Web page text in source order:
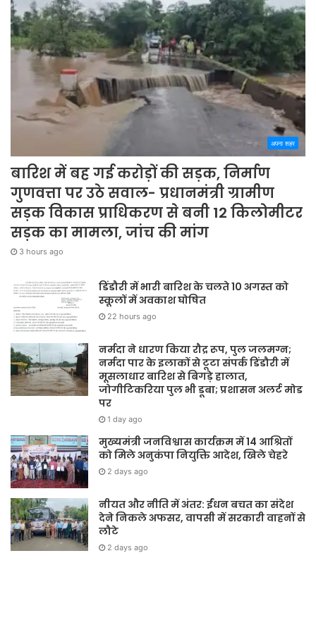
अपना शहर
बारिश में बह गई करोड़ों की सड़क, निर्माण
गुणवत्ता पर उठे सवाल- प्रधानमंत्री ग्रामीण
सड़क विकास प्राधिकरण से बनी 12 किलोमीटर
सड़क का मामला, जांच की मांग
3 hours ago
डिंडौरी में भारी बारिश के चलते 10 अगस्त को
स्कूलों में अवकाश घोषित
22 hours ago
नर्मदा ने धारण किया रौद्र रूप, पुल जलमग्न;
नर्मदा पार के इलाकों से टूटा संपर्क डिंडौरी में
मूसलाधार बारिश से बिगड़े हालात,
जोगीटिकरिया पुल भी डूबा; प्रशासन अलर्ट मोड
पर
1 day ago
मुख्यमंत्री जनविश्वास कार्यक्रम में 14 आश्रितों
को मिले अनुकंपा नियुक्ति आदेश, खिले चेहरे
2 days ago
नीयत और नीति में अंतर: ईंधन बचत का संदेश
देने निकले अफसर, वापसी में सरकारी वाहनों से
लौटे
2 days ago